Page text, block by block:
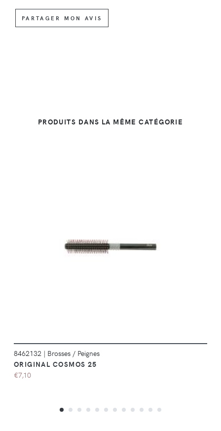
PARTAGER MON AVIS
PRODUITS DANS LA MÊME CATÉGORIE
DÉTAILS
8462132 | Brosses / Peignes
ORIGINAL COSMOS 25
€7,10